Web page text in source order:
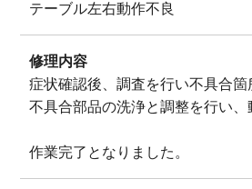
テーブル左右動作不良
修理内容
症状確認後、調査を行い不具合箇
不具合部品の洗浄と調整を行い、
作業完了となりました。